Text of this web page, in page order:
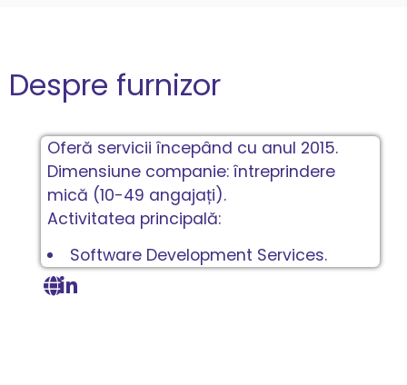
Despre furnizor
Oferă servicii începând cu anul 2015.
Dimensiune companie: întreprindere
mică (10-49 angajați).
Activitatea principală:
Software Development Services.